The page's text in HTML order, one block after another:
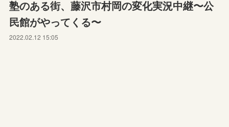
塾のある街、藤沢市村岡の変化実況中継〜公
民館がやってくる〜
2022.02.12 15:05